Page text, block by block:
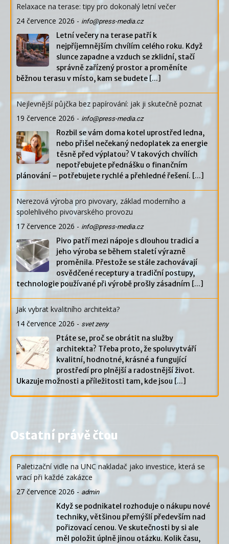
Relaxace na terase: tipy pro dokonalý letní večer
24 července 2026 - info@press-media.cz
Letní večery na terase patří k
nejpříjemnějším chvílím celého roku. Když
slunce zapadne a vzduch se zklidní, stačí
správně zařízený prostor a proměníte
běžnou terasu v místo, kam se budete [...]
Nejlevnější půjčka bez papírování: jak ji skutečně poznat
19 července 2026 - info@press-media.cz
Rozbil se vám doma kotel uprostřed ledna,
nebo přišel nečekaný nedoplatek za energie
těsně před výplatou? V takových chvílích
nepotřebujete přednášku o finančním
plánování – potřebujete rychlé a přehledné řešení. [...]
Nerezová výroba pro pivovary, základ moderního a
spolehlivého pivovarského provozu
17 července 2026 - info@press-media.cz
Pivo patří mezi nápoje s dlouhou tradicí a
jeho výroba se během staletí výrazně
proměnila. Přestože se stále zachovávají
osvědčené receptury a tradiční postupy,
technologie používané při výrobě prošly zásadním [...]
Jak vybrat kvalitního architekta?
14 července 2026 - svet zeny
Ptáte se, proč se obrátit na služby
architekta? Třeba proto, že spoluvytváří
kvalitní, hodnotné, krásné a fungující
prostředí pro plnější a radostnější život.
Ukazuje možnosti a příležitosti tam, kde jsou [...]
Ostatní právě čtou
Paletizační vidle na UNC nakladač jako investice, která se
vrací při každé zakázce
27 července 2026 - admin
Když se podnikatel rozhoduje o nákupu nové
techniky, většinou přemýšlí především nad
pořizovací cenou. Ve skutečnosti by si ale
měl položit úplně jinou otázku. Kolik času,